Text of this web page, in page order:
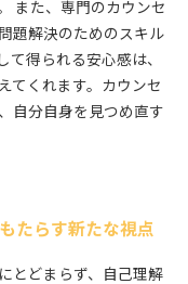
また、専門のカウンセ
題解決のためのスキル
得られる安心感は、
てくれます。カウンセ
自分自身を見つめ直す
たらす新たな視点
とどまらず、自己理解